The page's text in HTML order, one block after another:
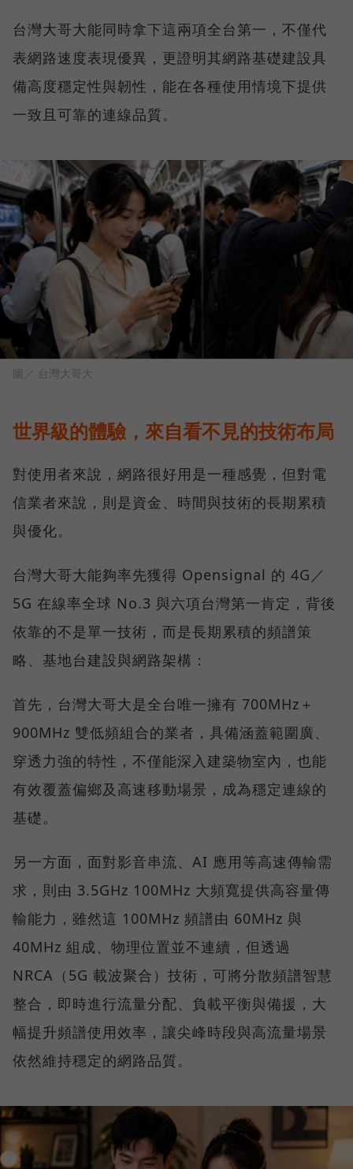
台灣大哥大能同時拿下這兩項全台第一，不僅代
表網路速度表現優異，更證明其網路基礎建設具
備高度穩定性與韌性，能在各種使用情境下提供
一致且可靠的連線品質。
圖／ 台灣大哥大
世界級的體驗，來自看不見的技術布局
對使用者來說，網路很好用是一種感覺，但對電
信業者來說，則是資金、時間與技術的長期累積
與優化。
台灣大哥大能夠率先獲得 Opensignal 的 4G／
5G 在線率全球 No.3 與六項台灣第一肯定，背後
依靠的不是單一技術，而是長期累積的頻譜策
略、基地台建設與網路架構：
首先，台灣大哥大是全台唯一擁有 700MHz＋
900MHz 雙低頻組合的業者，具備涵蓋範圍廣、
穿透力強的特性，不僅能深入建築物室內，也能
有效覆蓋偏鄉及高速移動場景，成為穩定連線的
基礎。
另一方面，面對影音串流、AI 應用等高速傳輸需
求，則由 3.5GHz 100MHz 大頻寬提供高容量傳
輸能力，雖然這 100MHz 頻譜由 60MHz 與
40MHz 組成、物理位置並不連續，但透過
NRCA（5G 載波聚合）技術，可將分散頻譜智慧
整合，即時進行流量分配、負載平衡與備援，大
幅提升頻譜使用效率，讓尖峰時段與高流量場景
依然維持穩定的網路品質。